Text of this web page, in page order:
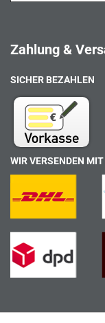
Zahlung &
SICHER BEZAHLEN
WIR VERSENDEN MIT